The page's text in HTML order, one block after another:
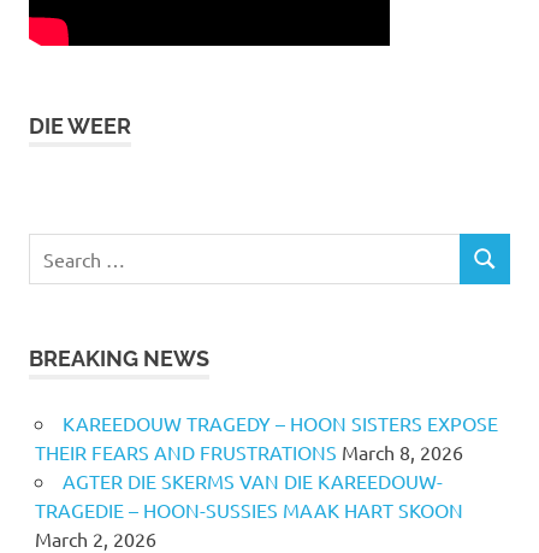
DIE WEER
for:
SEARCH
BREAKING NEWS
KAREEDOUW TRAGEDY – HOON SISTERS EXPOSE
THEIR FEARS AND FRUSTRATIONS March 8, 2026
AGTER DIE SKERMS VAN DIE KAREEDOUW-
TRAGEDIE – HOON-SUSSIES MAAK HART SKOON
March 2, 2026